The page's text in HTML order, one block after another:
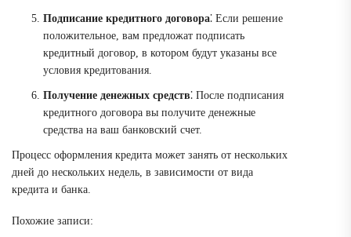
Подписание кредитного договора⁚ Если решение
положительное, вам предложат подписать
кредитный договор, в котором будут указаны все
условия кредитования.
Получение денежных средств⁚ После подписания
кредитного договора вы получите денежные
средства на ваш банковский счет.
Процесс оформления кредита может занять от нескольких
дней до нескольких недель, в зависимости от вида
кредита и банка.
Похожие записи: